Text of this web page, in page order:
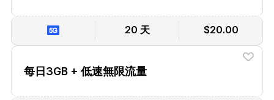
20 天 $20.00
每日3GB + 低速無限流量